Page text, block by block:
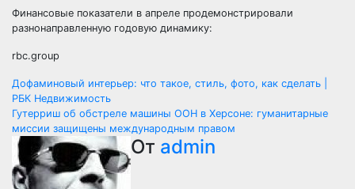
Финансовые показатели в апреле продемонстрировали
разнонаправленную годовую динамику:
rbc.group
Навигация
по
записям
Дофаминовый интерьер: что такое, стиль, фото, как сделать |
РБК Недвижимость
Гутерриш об обстреле машины ООН в Херсоне: гуманитарные
миссии защищены международным правом
От admin